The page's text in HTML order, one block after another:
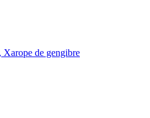
de gengibre